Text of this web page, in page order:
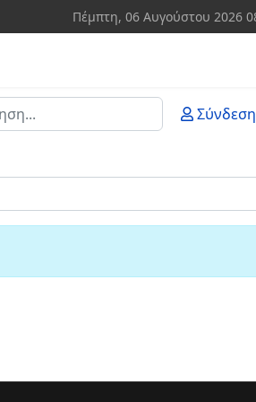
Πέμπτη, 06 Αυγούστου 2026
Σύνδεση